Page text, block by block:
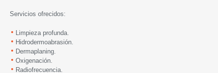
Servicios ofrecidos:
Limpieza profunda.
Hidrodermoabrasión.
Dermaplaning.
Oxigenación.
Radiofrecuencia.